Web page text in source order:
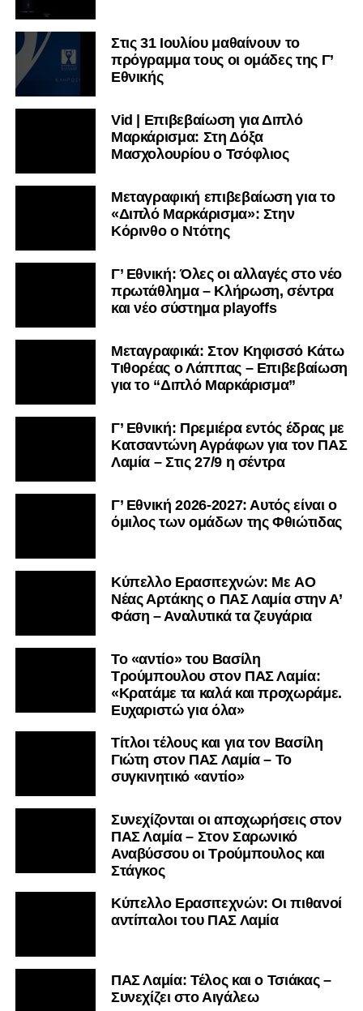
Στις 31 Ιουλίου μαθαίνουν το
πρόγραμμα τους οι ομάδες της Γ’
Εθνικής
Vid | Επιβεβαίωση για Διπλό
Μαρκάρισμα: Στη Δόξα
Μασχολουρίου ο Τσόφλιος
Μεταγραφική επιβεβαίωση για το
«Διπλό Μαρκάρισμα»: Στην
Κόρινθο ο Ντότης
Γ’ Εθνική: Όλες οι αλλαγές στο νέο
πρωτάθλημα – Κλήρωση, σέντρα
και νέο σύστημα playoffs
Μεταγραφικά: Στον Κηφισσό Κάτω
Τιθορέας ο Λάππας – Επιβεβαίωση
για το “Διπλό Μαρκάρισμα”
Γ’ Εθνική: Πρεμιέρα εντός έδρας με
Κατσαντώνη Αγράφων για τον ΠΑΣ
Λαμία – Στις 27/9 η σέντρα
Γ’ Εθνική 2026-2027: Αυτός είναι ο
όμιλος των ομάδων της Φθιώτιδας
Kύπελλο Ερασιτεχνών: Με AO
Nέας Αρτάκης ο ΠΑΣ Λαμία στην Α’
Φάση – Αναλυτικά τα ζευγάρια
Το «αντίο» του Βασίλη
Τρούμπουλου στον ΠΑΣ Λαμία:
«Κρατάμε τα καλά και προχωράμε.
Ευχαριστώ για όλα»
Τίτλοι τέλους και για τον Βασίλη
Γιώτη στον ΠΑΣ Λαμία – Το
συγκινητικό «αντίο»
Συνεχίζονται οι αποχωρήσεις στον
ΠΑΣ Λαμία – Στον Σαρωνικό
Αναβύσσου οι Τρούμπουλος και
Στάγκος
Κύπελλο Ερασιτεχνών: Οι πιθανοί
αντίπαλοι του ΠΑΣ Λαμία
ΠΑΣ Λαμία: Τέλος και ο Τσιάκας –
Συνεχίζει στο Αιγάλεω